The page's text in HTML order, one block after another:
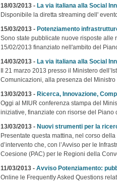
18/03/2013 - La via italiana alla Social
Disponibile la diretta streaming dell'
15/03/2013 - Potenziamento
Sono state pubblicate nuove risposte alle
15/02/2013 finanziato nell'ambito del
14/03/2013 - La via italiana alla Social
Il 21 marzo 2013 presso il Ministero
Comunicazioni, alla presenza del Ministro
13/03/2013 - Ricerca, Innovazione,
Oggi al MIUR conferenza stampa del
iniziative, finanziate con risorse del Piano
13/03/2013 - Nuovi strumenti per la
Presentate questa mattina, nel corso
d’intervento che, con l’Avviso per le
Coesione (PAC) per le Regioni della
11/03/2013 - Avviso Potenziamento:
Online le Frequently Asked Questions